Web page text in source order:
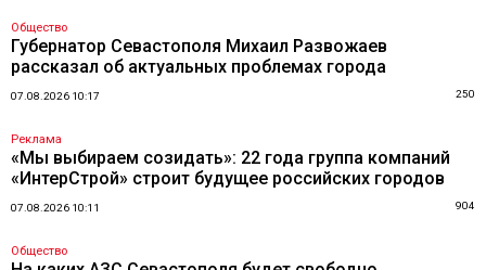
Общество
Губернатор Севастополя Михаил Развожаев
рассказал об актуальных проблемах города
07.08.2026 10:17 250
Реклама
«Мы выбираем созидать»: 22 года группа компаний
«ИнтерСтрой» строит будущее российских городов
07.08.2026 10:11 904
Общество